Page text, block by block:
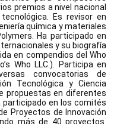
premios a nivel nacional
Es revisor en
química y materiales
Ha participado en
y su biografía
en compendios del Who
Who LLC.). Participa en
convocatorias de
Tecnológica y Ciencia
propuestas en diferentes
en los comités
Proyectos de Innovación
más de 40 proyectos.